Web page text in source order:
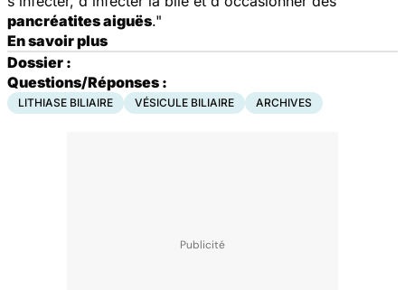
pancréatites aiguës."
En savoir plus
Dossier :
Questions/Réponses :
LITHIASE BILIAIRE VÉSICULE BILIAIRE ARCHIVES